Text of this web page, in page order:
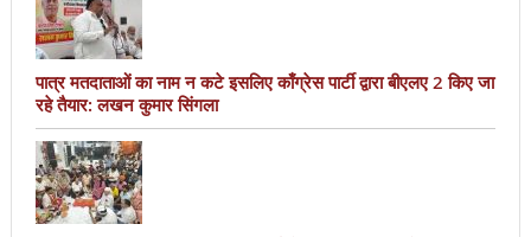
पात्र मतदाताओं का नाम न कटे इसलिए काँग्रेस पार्टी द्वारा बीएलए 2 किए जा
रहे तैयार: लखन कुमार सिंगला